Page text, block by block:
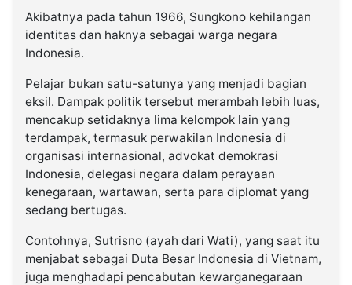
Akibatnya pada tahun 1966, Sungkono kehilangan
identitas dan haknya sebagai warga negara
Indonesia.
Pelajar bukan satu-satunya yang menjadi bagian
eksil. Dampak politik tersebut merambah lebih luas,
mencakup setidaknya lima kelompok lain yang
terdampak, termasuk perwakilan Indonesia di
organisasi internasional, advokat demokrasi
Indonesia, delegasi negara dalam perayaan
kenegaraan, wartawan, serta para diplomat yang
sedang bertugas.
Contohnya, Sutrisno (ayah dari Wati), yang saat itu
menjabat sebagai Duta Besar Indonesia di Vietnam,
juga menghadapi pencabutan kewarganegaraan